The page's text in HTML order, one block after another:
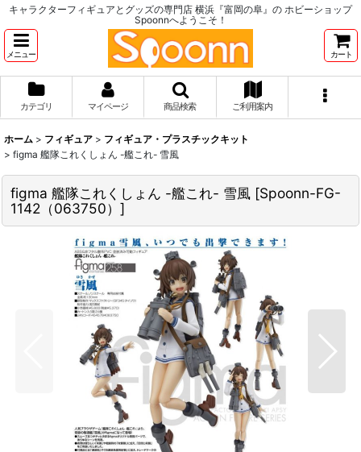
キャラクターフィギュアとグッズの専門店 横浜『富岡の阜』の ホビーショップ
Spoonnへようこそ！
メニュー カート
カテゴリ マイページ 商品検索 ご利用案内
ホーム > フィギュア > フィギュア・プラスチックキット
> figma 艦隊これくしょん -艦これ- 雪風
figma 艦隊これくしょん -艦これ- 雪風 [Spoonn-FG-
1142（063750） ]